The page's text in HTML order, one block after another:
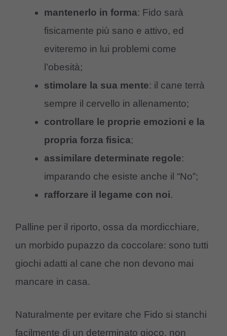
mantenerlo in forma: Fido sarà
fisicamente più sano e attivo, ed
eviteremo in lui problemi come
l’obesità;
stimolare la sua mente: il cane terrà
sempre il cervello in allenamento;
controllare le proprie emozioni e la
propria forza fisica;
assimilare determinate regole:
imparando che esiste anche il “No”;
rafforzare il legame con noi.
Palline per il riporto, ossa da mordicchiare,
un morbido pupazzo da coccolare: sono tutti
giochi adatti al cane che non devono mai
mancare in casa.
Naturalmente per evitare che Fido si stanchi
facilmente di un determinato gioco, non